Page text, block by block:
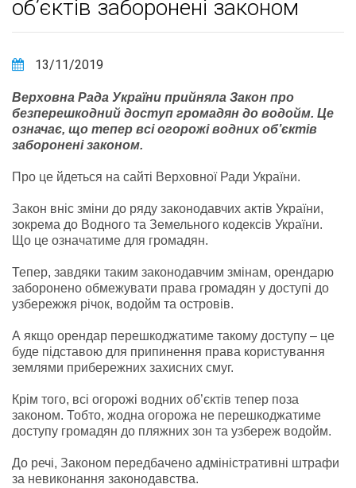
об’єктів заборонені законом
13/11/2019
Верховна Рада України прийняла Закон про
безперешкодний доступ громадян до водойм. Це
означає, що тепер всі огорожі водних об’єктів
заборонені законом.
Про це йдеться на сайті Верховної Ради України.
Закон вніс зміни до ряду законодавчих актів України,
зокрема до Водного та Земельного кодексів України.
Що це означатиме для громадян.
Тепер, завдяки таким законодавчим змінам, орендарю
заборонено обмежувати права громадян у доступі до
узбережжя річок, водойм та островів.
А якщо орендар перешкоджатиме такому доступу – це
буде підставою для припинення права користування
землями прибережних захисних смуг.
Крім того, всі огорожі водних об’єктів тепер поза
законом. Тобто, жодна огорожа не перешкоджатиме
доступу громадян до пляжних зон та узбереж водойм.
До речі, Законом передбачено адміністративні штрафи
за невиконання законодавства.